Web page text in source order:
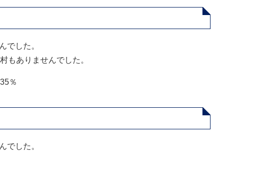
でした。
もありませんでした。
％
でした。